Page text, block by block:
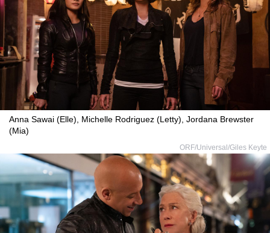
Anna Sawai (Elle), Michelle Rodriguez (Letty), Jordana Brewster
(Mia)
ORF/Universal/Giles Keyte